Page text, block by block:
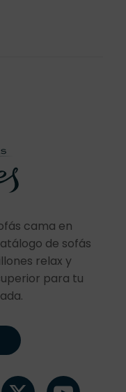
cama en
de sofás
relax y
para tu